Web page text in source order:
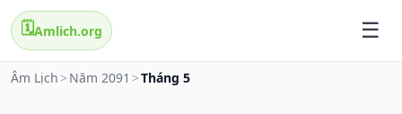
🗓️Amlich.org
Âm Lịch > Năm 2091 >Tháng 5